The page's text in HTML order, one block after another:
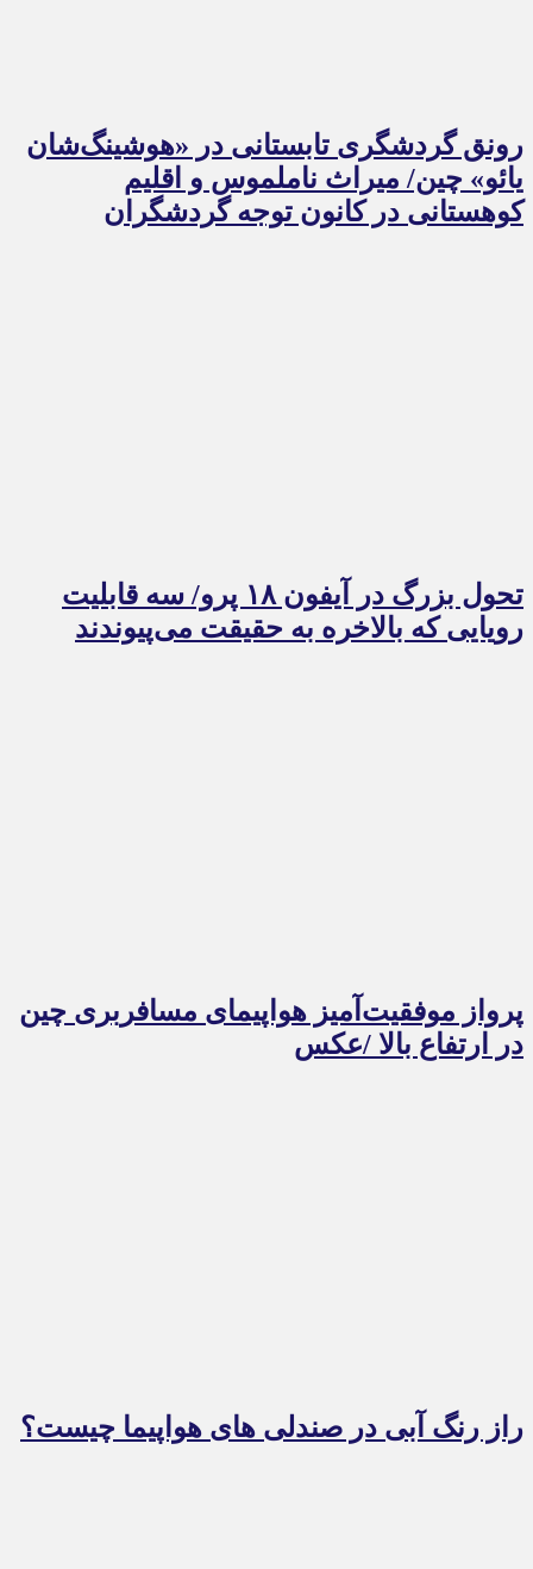
رونق گردشگری تابستانی در «هوشینگ‌شان
یائو» چین/ میراث ناملموس و اقلیم
کوهستانی در کانون توجه گردشگران
تحول بزرگ در آیفون ۱۸ پرو/ سه قابلیت
رویایی که بالاخره به حقیقت می‌پیوندند
پرواز موفقیت‌آمیز هواپیمای مسافربری چین
در ارتفاع بالا /عکس
راز رنگ آبی در صندلی های هواپیما چیست؟